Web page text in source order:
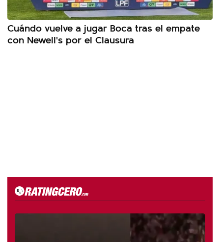
Cuándo vuelve a jugar Boca tras el empate
con Newell's por el Clausura